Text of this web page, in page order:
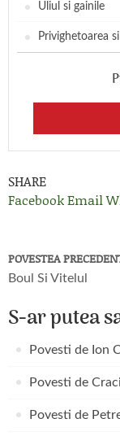
Uliul si gainile
Privighetoarea
SHARE
FacebookEmail
POVESTEA
Boul Si Vitelul
S-ar putea
Povesti de Ion
Povesti de
Povesti de